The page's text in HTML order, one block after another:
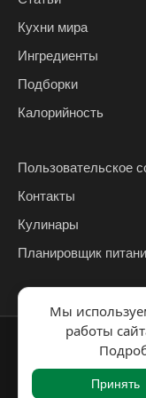
Мы
работы
Принять
Кухни мира
Ингредиенты
Подборки
Калорийность
Пользовательское
Контакты
Кулинары
Планировщик
© 2026 ЗаЕДОК
Политика